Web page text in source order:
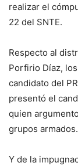
realizar el
22 del SNTE.
Respecto al
Porfirio Díaz,
candidato del
presentó el
quien
grupos armados.
Y de la